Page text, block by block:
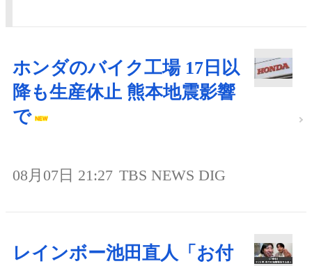
ホンダのバイク工場 17日以
降も生産休止 熊本地震影響
で
08月07日 21:27 TBS NEWS DIG
レインボー池田直人「お付